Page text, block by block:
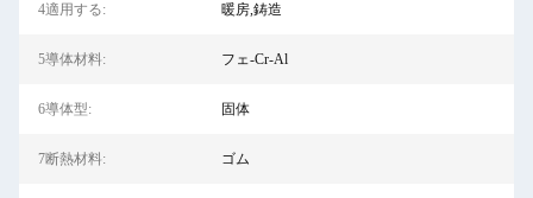
4適用する: 暖房,鋳造
5導体材料: フェ-Cr-Al
6導体型: 固体
7断熱材料: ゴム